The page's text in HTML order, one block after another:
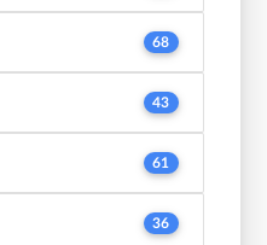
68
43
61
36